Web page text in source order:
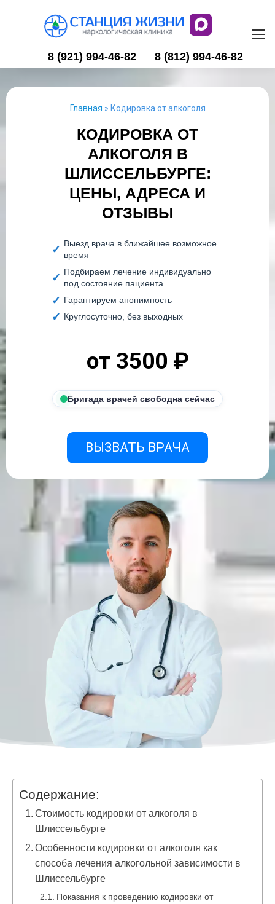
8 (921) 994-46-82 8 (812) 994-46-82
Главная » Кодировка от алкоголя
КОДИРОВКА ОТ
АЛКОГОЛЯ В
ШЛИССЕЛЬБУРГЕ:
ЦЕНЫ, АДРЕСА И
ОТЗЫВЫ
Выезд врача в ближайшее возможное
время
Подбираем лечение индивидуально
под состояние пациента
Гарантируем анонимность
Круглосуточно, без выходных
от 3500 ₽
Бригада врачей свободна сейчас
ВЫЗВАТЬ ВРАЧА
Содержание:
Стоимость кодировки от алкоголя в
Шлиссельбурге
Особенности кодировки от алкоголя как
способа лечения алкогольной зависимости в
Шлиссельбурге
Показания к проведению кодировки от